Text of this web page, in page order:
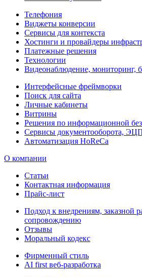
Телефония
Виджеты конверсии
Сервисы для контекста
Хостинги и провайдеры
Платежные решения
Технологии
Видеонаблюдение, мониторинг,
Интерфейсные фреймворки
Поиск для сайта
Личные кабинеты
Витрины
Решения по информационной
Сервисы документооборота,
Автоматизация HoReCa
О компании
Статьи
Контактная информация
Прайс-лист
Подход к внедрениям, заказной
сопровождению
Отзывы
Моральный кодекс
Фирменный стиль
AI first веб-разработка